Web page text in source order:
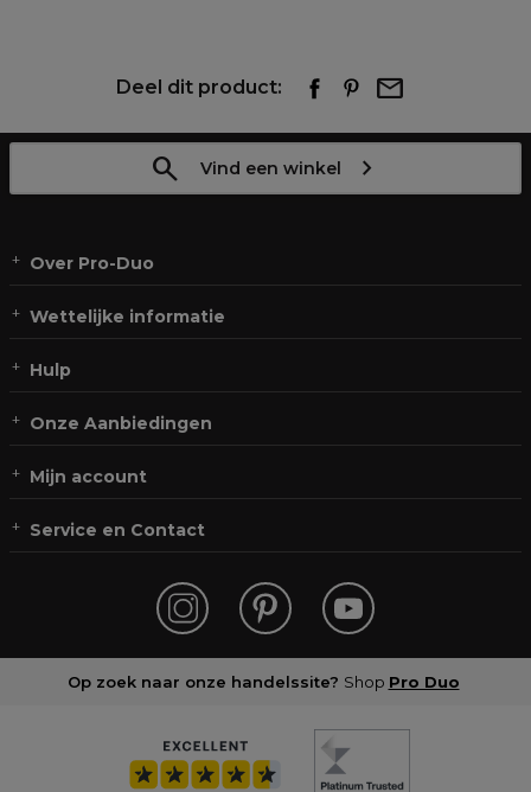
Deel dit product:
Vind een winkel
Over Pro-Duo
Wettelijke informatie
Hulp
Onze Aanbiedingen
Mijn account
Service en Contact
Op zoek naar onze handelssite? Shop Pro Duo